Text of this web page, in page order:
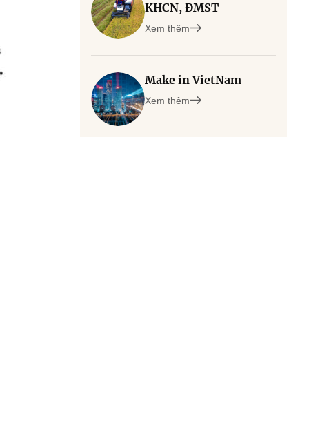
KHCN, ĐMST
Xem thêm
Make in VietNam
Xem thêm